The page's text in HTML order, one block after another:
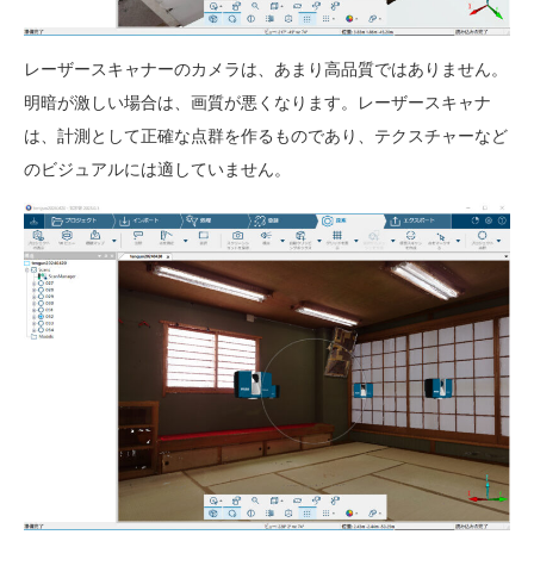
レーザースキャナーのカメラは、あまり高品質ではありません。
明暗が激しい場合は、画質が悪くなります。レーザースキャナ
は、計測として正確な点群を作るものであり、テクスチャーなど
のビジュアルには適していません。